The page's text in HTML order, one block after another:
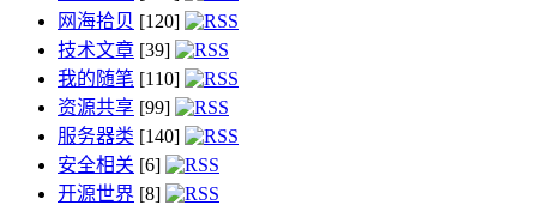
网海拾贝 [120]
技术文章 [39]
我的随笔 [110]
资源共享 [99]
服务器类 [140]
安全相关 [6]
开源世界 [8]